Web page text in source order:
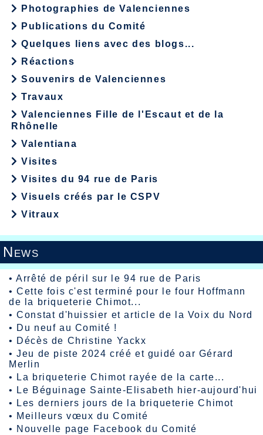
Photographies de Valenciennes
Publications du Comité
Quelques liens avec des blogs...
Réactions
Souvenirs de Valenciennes
Travaux
Valenciennes Fille de l'Escaut et de la
Rhônelle
Valentiana
Visites
Visites du 94 rue de Paris
Visuels créés par le CSPV
Vitraux
News
•Arrêté de péril sur le 94 rue de Paris
•Cette fois c'est terminé pour le four Hoffmann
de la briqueterie Chimot...
•Constat d'huissier et article de la Voix du Nord
• Du neuf au Comité !
• Décès de Christine Yackx
•Jeu de piste 2024 créé et guidé oar Gérard
Merlin
•
La briqueterie Chimot rayée de la carte...
•
Le Béguinage Sainte-Elisabeth hier-aujourd'hui
•
Les derniers jours de la briqueterie Chimot
• Meilleurs vœux du Comité
• Nouvelle page Facebook du Comité